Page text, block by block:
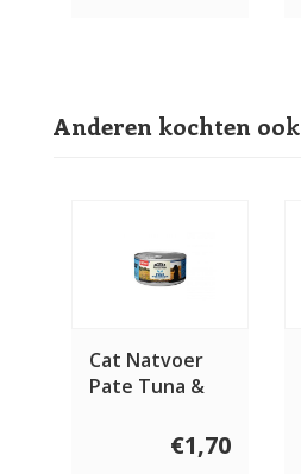
Anderen kochten ook
Cat Natvoer
Pate Tuna &
€1,70